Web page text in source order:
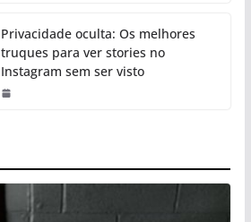
Privacidade oculta: Os melhores
truques para ver stories no
Instagram sem ser visto